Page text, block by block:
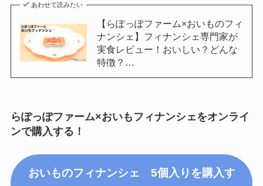
あわせて読みたい
【らぽっぽファーム×おいものフィ
ナンシェ】フィナンシェ専門家が
実食レビュー！おいしい？どんな
特徴？…
らぽっぽファーム×おいもフィナンシェをオンライ
ンで購入する！
おいものフィナンシェ 5個入りを購入す